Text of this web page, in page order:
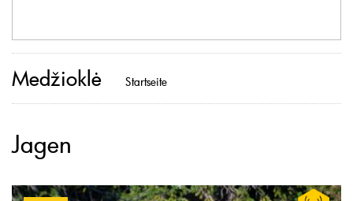
Medžioklė Startseite
Jagen